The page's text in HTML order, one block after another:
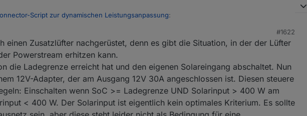
Script zur dynamischen Leistungsanpassung:
nun sogar ohne Zusatzlüfter, denn ich habe den PS hochkant leicht schräg (sowohl
vor dem Auslass des Delta-Lüfters platziert. Dieser Luftstrom reicht bereits aus, um
17:20
#1622
einen Zusatzlüfter nachgerüstet, denn es gibt die Situation, in der der Lüfter
Powerstream erhitzen kann.
die Ladegrenze erreicht hat und den eigenen Solareingang abschaltet. Nun
12V-Adapter, der am Ausgang 12V 30A angeschlossen ist. Diesen steuere
Einschalten wenn SoC >= Ladegrenze UND Solarinput > 400 W am
< 400 W. Der Solarinput ist eigentlich kein optimales Kriterium. Es sollte